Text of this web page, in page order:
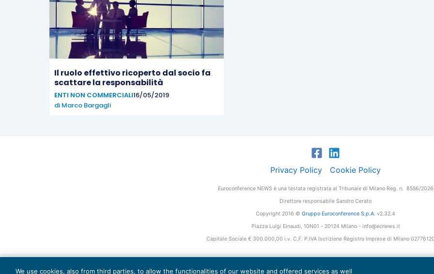
Il ruolo effettivo ricoperto dal socio fa
scattare la responsabilità
ENTI NON COMMERCIALI16/05/2019
di Marco Bargagli
Privacy Policy Cookie Policy
Euroconference NEWS è una testata registrata al Tribunale di Milano Reg. n. 8556/2026
Direttore responsabile Sandro Cerato
Copyright 2016 © Gruppo Euroconference S.p.A. v2.32.4
Piazza Luigi Einaudi, 10N01 - 20124 Milano - info@ecnews.it
Capitale Sociale € 300.000,00 i.v. C.F. P.IVA Iscrizione Registro Imprese di Milano
We use cookies, also from third parties, to allow the functionalities of our website and offered services as well